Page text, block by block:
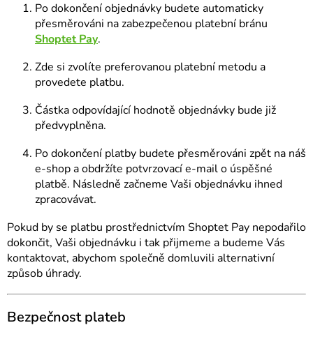
Po dokončení objednávky budete automaticky
přesměrováni na zabezpečenou platební bránu
Shoptet Pay.
Zde si zvolíte preferovanou platební metodu a
provedete platbu.
Částka odpovídající hodnotě objednávky bude již
předvyplněna.
Po dokončení platby budete přesměrováni zpět na náš
e-shop a obdržíte potvrzovací e-mail o úspěšné
platbě. Následně začneme Vaši objednávku ihned
zpracovávat.
Pokud by se platbu prostřednictvím Shoptet Pay nepodařilo
dokončit, Vaši objednávku i tak přijmeme a budeme Vás
kontaktovat, abychom společně domluvili alternativní
způsob úhrady.
Bezpečnost plateb